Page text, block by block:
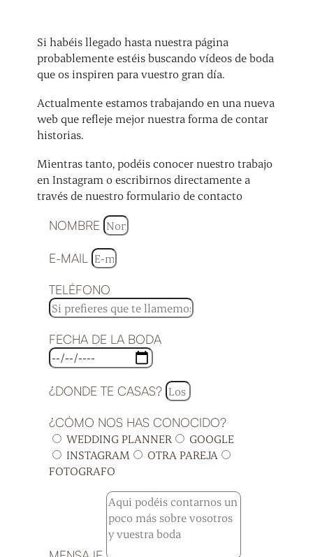
Si habéis llegado hasta nuestra página
probablemente estéis buscando vídeos de boda
que os inspiren para vuestro gran día.
Actualmente estamos trabajando en una nueva
web que refleje mejor nuestra forma de contar
historias.
Mientras tanto, podéis conocer nuestro trabajo
en Instagram o escribirnos directamente a
través de nuestro formulario de contacto
NOMBRE
E-MAIL
TELÉFONO
FECHA DE LA BODA
¿DONDE TE CASAS?
¿CÓMO NOS HAS CONOCIDO?
WEDDING PLANNER
GOOGLE
INSTAGRAM
OTRA PAREJA
FOTOGRAFO